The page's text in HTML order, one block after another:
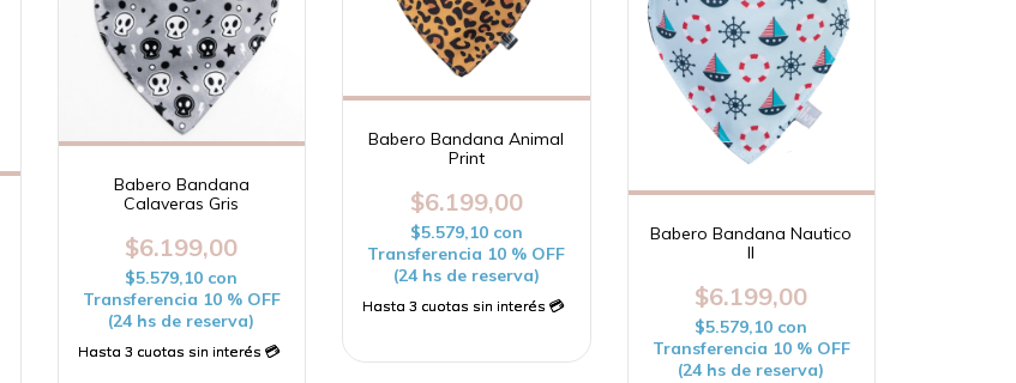
Babero Bandana
Calaveras Gris
$6.199,00
$5.579,10 con
Transferencia 10 % OFF
(24 hs de reserva)
Babero Bandana Animal
Print
$6.199,00
$5.579,10 con
Transferencia 10 % OFF
(24 hs de reserva)
Babero Bandana Nautico
II
$6.199,00
$5.579,10 con
Transferencia 10 % OFF
(24 hs de reserva)